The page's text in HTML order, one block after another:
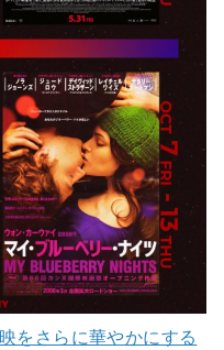
をさらに華やかにする